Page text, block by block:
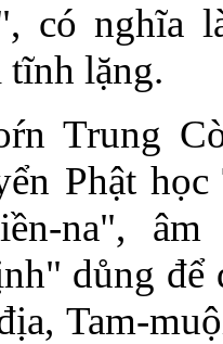
có nghĩa
tĩnh lặng.
Trung
Phật
na",
důng
Tam-